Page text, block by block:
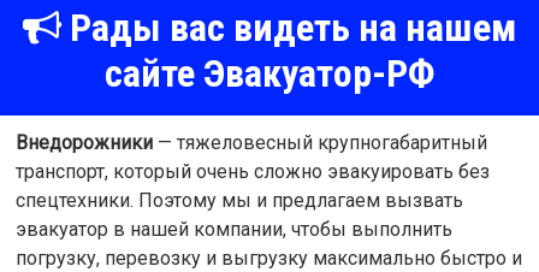
Рады вас видеть на нашем
сайте Эвакуатор-РФ
Внедорожники— тяжеловесный крупногабаритный
транспорт, который очень сложно эвакуировать без
спецтехники. Поэтому мы и предлагаем вызвать
эвакуатор в нашей компании, чтобы выполнить
погрузку, перевозку и выгрузку максимально быстро и